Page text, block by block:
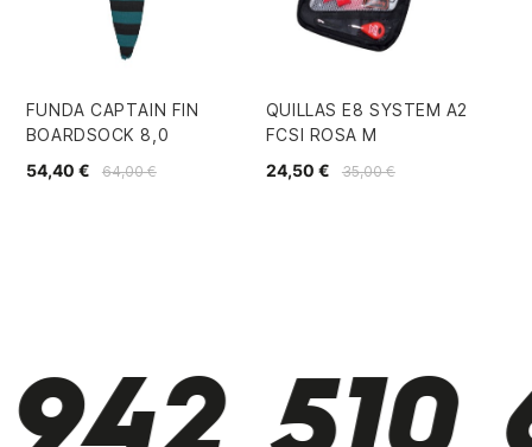
FUNDA CAPTAIN FIN
BOARDSOCK 8,0
64,00 €
54,40 €
QUILLAS E8 SYSTEM A2
FCSI ROSA M
35,00 €
24,50 €